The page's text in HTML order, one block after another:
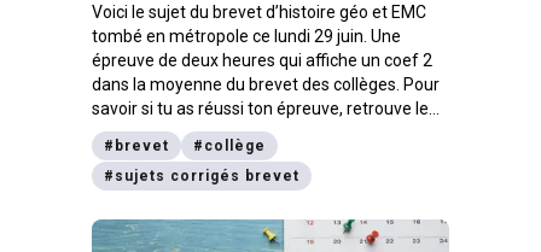
Voici le sujet du brevet d’histoire géo et EMC
tombé en métropole ce lundi 29 juin. Une
épreuve de deux heures qui affiche un coef 2
dans la moyenne du brevet des collèges. Pour
savoir si tu as réussi ton épreuve, retrouve le
corrigé du DNB dès 11 h.
# brevet # collège
# sujets corrigés brevet